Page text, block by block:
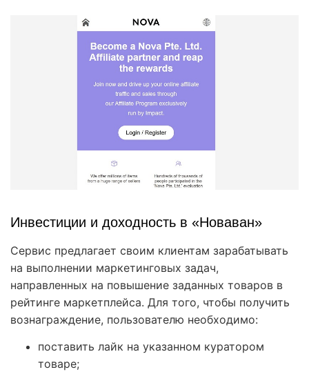
Инвестиции и доходность в «Новаван»
Сервис предлагает своим клиентам зарабатывать
на выполнении маркетинговых задач,
направленных на повышение заданных товаров в
рейтинге маркетплейса. Для того, чтобы получить
вознаграждение, пользователю необходимо:
поставить лайк на указанном куратором
товаре;